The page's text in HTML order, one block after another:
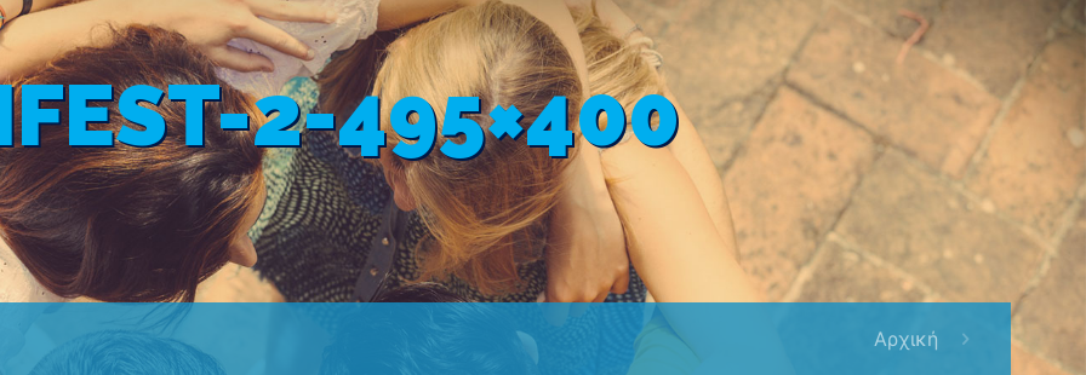
2-495×400
Αρχική